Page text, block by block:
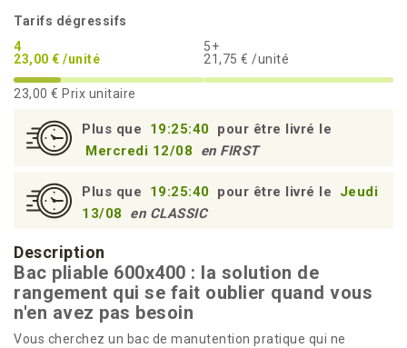
Tarifs dégressifs
4
23,00 € /unité
5+
21,75 € /unité
23,00 € Prix unitaire
Plus que 19:25:40 pour être livré le
Mercredi 12/08
en FIRST
Plus que 19:25:40 pour être livré le
Jeudi
13/08
en CLASSIC
Description
Bac pliable 600x400 : la solution de
rangement qui se fait oublier quand vous
n'en avez pas besoin
Vous cherchez un bac de manutention pratique qui ne